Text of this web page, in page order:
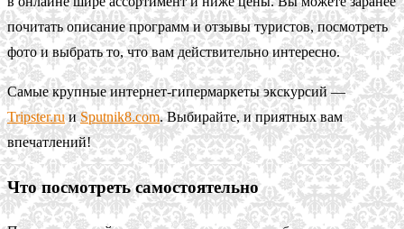
почитать описание программ и отзывы туристов, посмотреть
фото и выбрать то, что вам действительно интересно.
Самые крупные интернет-гипермаркеты экскурсий —
Tripster.ruи Sputnik8.com. Выбирайте, и приятных вам
впечатлений!
Что посмотреть самостоятельно